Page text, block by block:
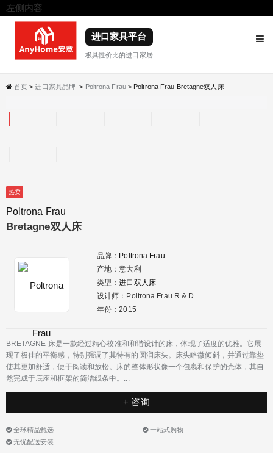
左侧内容
右侧内容
进口家具平台
极具性价比的进口家居
首页 >进口家具品牌 > Poltrona Frau> Poltrona Frau Bretagne双人床
热卖
Poltrona Frau
Bretagne双人床
品牌： Poltrona Frau
产地：意大利
类型：进口双人床
设计师：Poltrona Frau R.& D.
年份：2015
BRETAGNE 床是一款经过精心校准和和谐设计的床，体现了适度的优雅。它展
现了极佳的平衡感，特别强调了其特有的圆润床头。床头略微倾斜，并通过靠垫
使其更加舒适，便于阅读和放松。床的整体形状像一个包裹和保护的壳体，其自
然完成于底座和框架的简洁线条中。...
+ 咨询
全球精品甄选
一站式购物
无忧配送安装